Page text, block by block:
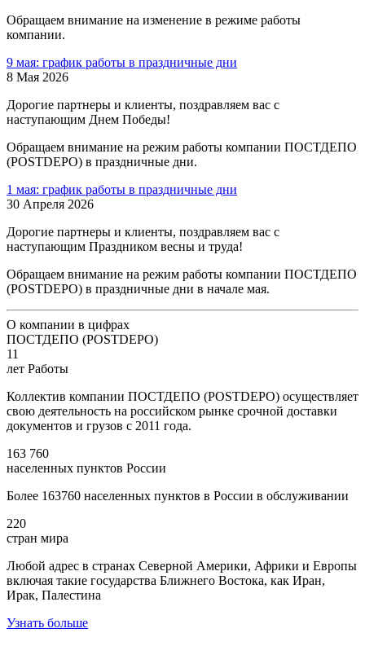
Обращаем внимание на изменение в режиме работы
компании.
9 мая: график работы в праздничные дни
8 Мая 2026
Дорогие партнеры и клиенты, поздравляем вас с
наступающим Днем Победы!
Обращаем внимание на режим работы компании ПОСТДЕПО
(POSTDEPO) в праздничные дни.
1 мая: график работы в праздничные дни
30 Апреля 2026
Дорогие партнеры и клиенты, поздравляем вас с
наступающим Праздником весны и труда!
Обращаем внимание на режим работы компании ПОСТДЕПО
(POSTDEPO) в праздничные дни в начале мая.
О компании в цифрах
ПОСТДЕПО (POSTDEPO)
11
лет Работы
Коллектив компании ПОСТДЕПО (POSTDEPO) осуществляет
свою деятельность на российском рынке срочной доставки
документов и грузов с 2011 года.
163 760
населенных пунктов России
Более 163760 населенных пунктов в России в обслуживании
220
стран мира
Любой адрес в странах Северной Америки, Африки и Европы
включая такие государства Ближнего Востока, как Иран,
Ирак, Палестина
Узнать больше